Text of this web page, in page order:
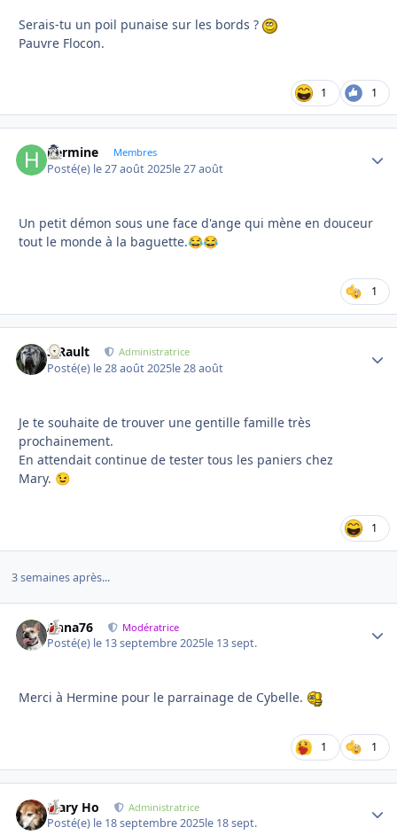
Serais-tu un poil punaise sur les bords ?
Pauvre Flocon.
1 1
hermine Membres
Posté(e) le 27 août 2025le 27 août
Un petit démon sous une face d'ange qui mène en douceur
tout le monde à la baguette.😂😂
1
S.Rault Administratrice
Posté(e) le 28 août 2025le 28 août
Je te souhaite de trouver une gentille famille très
prochainement.
En attendait continue de tester tous les paniers chez
Mary. 😉
1
3 semaines après...
Anna76 Modératrice
Posté(e) le 13 septembre 2025le 13 sept.
Merci à Hermine pour le parrainage de Cybelle.
1 1
Mary Ho Administratrice
Posté(e) le 18 septembre 2025le 18 sept.